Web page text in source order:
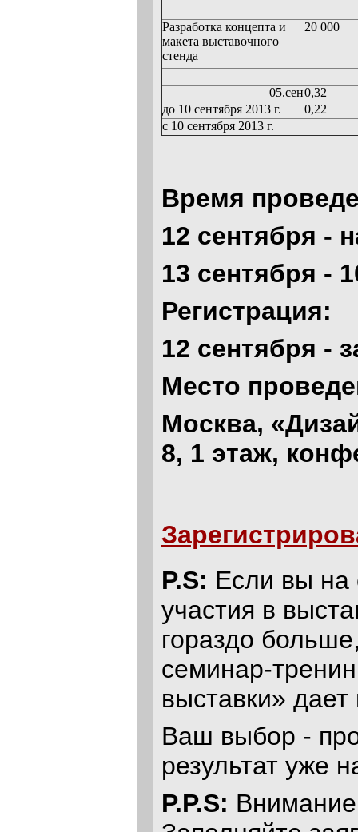
Разработка концепта и
макета выставочного
стенда
20 000
05.сен0,32
до 10 сентября 2013 г.
0,22
с 10 сентября 2013 г.
Время
12 сентября -
13 сентября -
Регистрация:
12 сентября -
Место
Москва,
8, 1 этаж,
P.S: Если вы на
участия в
гораздо
семинар-
выставки»
Ваш выбор -
результат уже
P.P.S: